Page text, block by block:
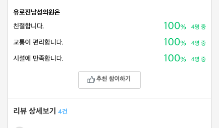
유로진남성의원은
친절합니다.
100% 4명 중
교통이 편리합니다. 100% 4명 중
시설에 만족합니다. 100% 4명 중
추천 참여하기
리뷰 상세보기 4건